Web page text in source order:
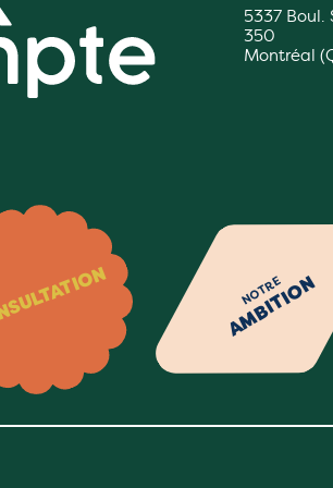
5337
350
Montréal
NOTRE
AMBITION